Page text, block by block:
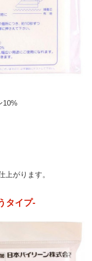
10%
上がります。
タイプ-